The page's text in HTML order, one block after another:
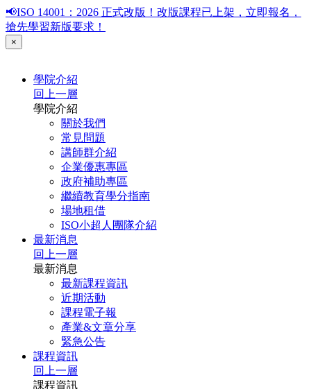
📢ISO 14001：2026 正式改版！改版課程已上架，立即報名，
搶先學習新版要求！
×
學院介紹
回上一層
學院介紹
關於我們
常見問題
講師群介紹
企業優惠專區
政府補助專區
繼續教育學分指南
場地租借
ISO小超人團隊介紹
最新消息
回上一層
最新消息
最新課程資訊
近期活動
課程電子報
產業&文章分享
緊急公告
課程資訊
回上一層
課程資訊